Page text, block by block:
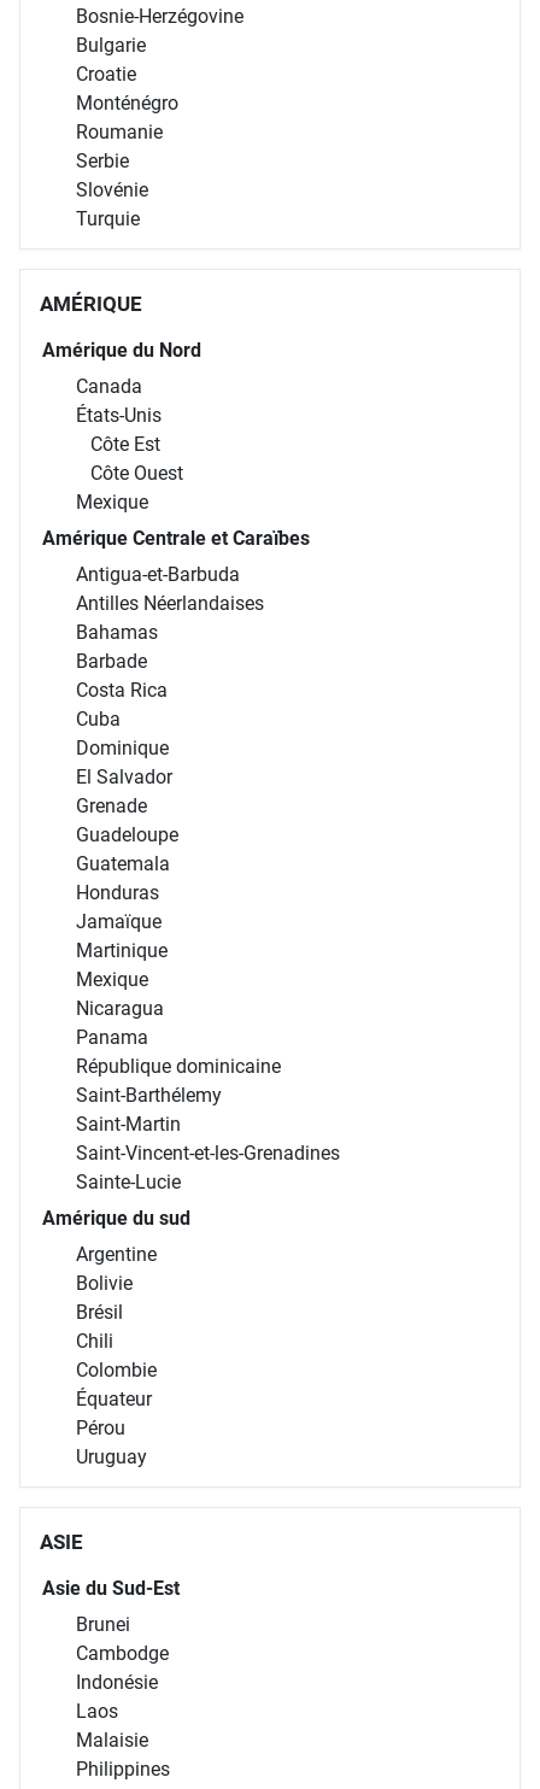
Bosnie-Herzégovine
Bulgarie
Croatie
Monténégro
Roumanie
Serbie
Slovénie
Turquie
AMÉRIQUE
Amérique du Nord
Canada
États-Unis
Côte Est
Côte Ouest
Mexique
Amérique Centrale et Caraïbes
Antigua-et-Barbuda
Antilles Néerlandaises
Bahamas
Barbade
Costa Rica
Cuba
Dominique
El Salvador
Grenade
Guadeloupe
Guatemala
Honduras
Jamaïque
Martinique
Mexique
Nicaragua
Panama
République dominicaine
Saint-Barthélemy
Saint-Martin
Saint-Vincent-et-les-Grenadines
Sainte-Lucie
Amérique du sud
Argentine
Bolivie
Brésil
Chili
Colombie
Équateur
Pérou
Uruguay
ASIE
Asie du Sud-Est
Brunei
Cambodge
Indonésie
Laos
Malaisie
Philippines